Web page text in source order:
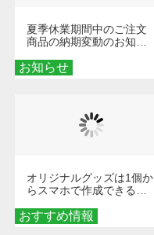
お知らせ
夏季休業期間中のご注文
商品の納期変動のお知ら
おすすめ情報
オリジナルグッズは1個か
らスマホで作成できる！
くなる巾着＆ポーチ活用
術